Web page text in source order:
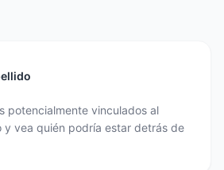
potencialmente vinculados al
y vea quién podría estar detrás de